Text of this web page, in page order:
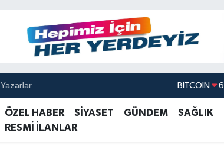
Yazarlar
EURO
ÖZEL HABER SİYASET GÜNDEM SAĞLIK
RESMİ İLANLAR